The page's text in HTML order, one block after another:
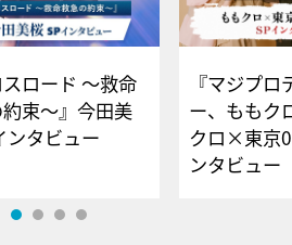
スロード ～救命
束～』今田美
ンタビュー
『マジプロ
ー、ももク
クロ×東京
ンタビュー